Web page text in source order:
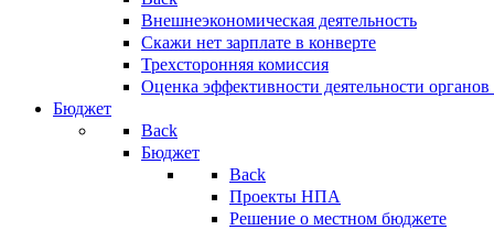
Внешнеэкономическая деятельность
Скажи нет зарплате в конверте
Трехсторонняя комиссия
Оценка эффективности деятельности
Бюджет
Back
Бюджет
Back
Проекты НПА
Решение о местном бюджете